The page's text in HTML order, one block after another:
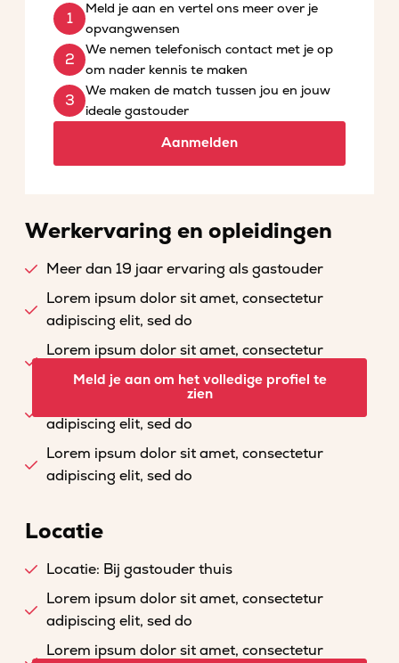
Meld je aan en vertel ons meer over je
opvangwensen
We nemen telefonisch contact met je op
om nader kennis te maken
We maken de match tussen jou en jouw
ideale gastouder
Aanmelden
Werkervaring en opleidingen
Meer dan 19 jaar ervaring als gastouder
Lorem ipsum dolor sit amet, consectetur
adipiscing elit, sed do
Lorem ipsum dolor sit amet, consectetur
adipiscing elit, sed do
Lorem ipsum dolor sit amet, consectetur
adipiscing elit, sed do
Lorem ipsum dolor sit amet, consectetur
adipiscing elit, sed do
Meld je aan om het volledige profiel te
zien
Locatie
Locatie: Bij gastouder thuis
Lorem ipsum dolor sit amet, consectetur
adipiscing elit, sed do
Lorem ipsum dolor sit amet, consectetur